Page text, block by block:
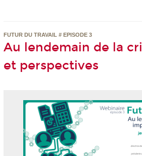
FUTUR DU TRAVAIL # EPISODE 3
Au lendemain de la
et perspectives